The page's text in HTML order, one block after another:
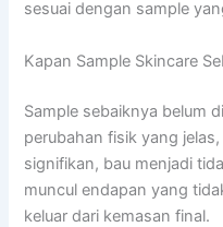
sesuai dengan sample
Kapan Sample Skincare
Sample sebaiknya belum
perubahan fisik yang
signifikan, bau menjadi
muncul endapan yang
keluar dari kemasan final.